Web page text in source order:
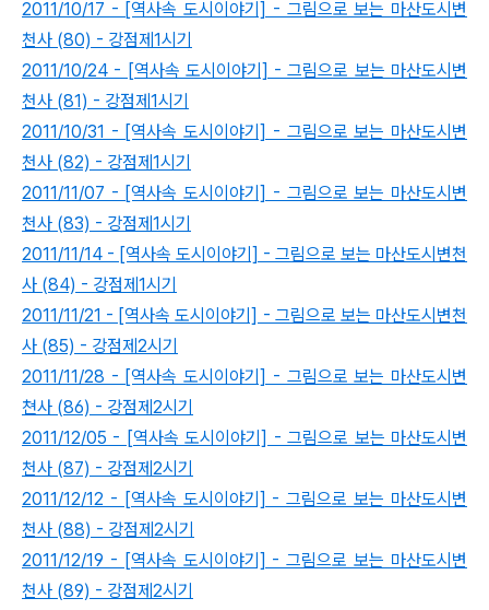
2011/10/17 - [역사속 도시이야기] - 그림으로 보는 마산도시변
천사 (80) - 강점제1시기
2011/10/24 - [역사속 도시이야기] - 그림으로 보는 마산도시변
천사 (81) - 강점제1시기
2011/10/31 - [역사속 도시이야기] - 그림으로 보는 마산도시변
천사 (82) - 강점제1시기
2011/11/07 - [역사속 도시이야기] - 그림으로 보는 마산도시변
천사 (83) - 강점제1시기
2011/11/14 - [역사속 도시이야기] - 그림으로 보는 마산도시변천
사 (84) - 강점제1시기
2011/11/21 - [역사속 도시이야기] - 그림으로 보는 마산도시변천
사 (85) - 강점제2시기
2011/11/28 - [역사속 도시이야기] - 그림으로 보는 마산도시변
쳔사 (86) - 강점제2시기
2011/12/05 - [역사속 도시이야기] - 그림으로 보는 마산도시변
천사 (87) - 강점제2시기
2011/12/12 - [역사속 도시이야기] - 그림으로 보는 마산도시변
천사 (88) - 강점제2시기
2011/12/19 - [역사속 도시이야기] - 그림으로 보는 마산도시변
천사 (89) - 강점제2시기